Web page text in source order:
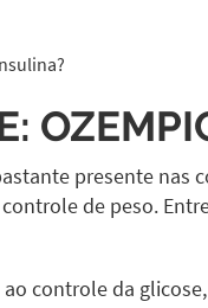
presente
de peso.
controle da